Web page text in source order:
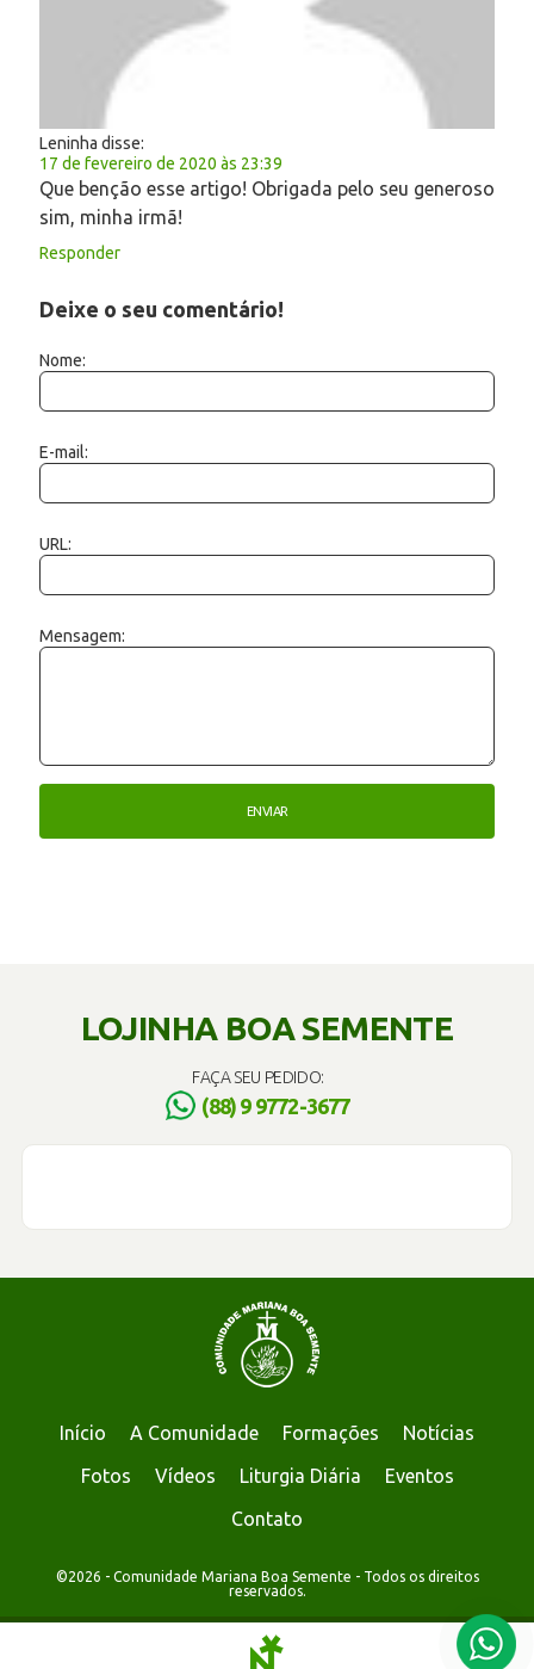
Leninha disse:
17 de fevereiro de 2020 às 23:39
Que benção esse artigo! Obrigada pelo seu generoso
sim, minha irmã!
Responder
Deixe o seu comentário!
Nome:
E-mail:
URL:
Mensagem:
LOJINHA BOA SEMENTE
FAÇA SEU PEDIDO:
(88) 9 9772-3677
Início A Comunidade Formações
Notícias
Fotos
Vídeos Liturgia Diária
Eventos
Contato
©2026 - Comunidade Mariana Boa Semente - Todos os direitos
reservados.